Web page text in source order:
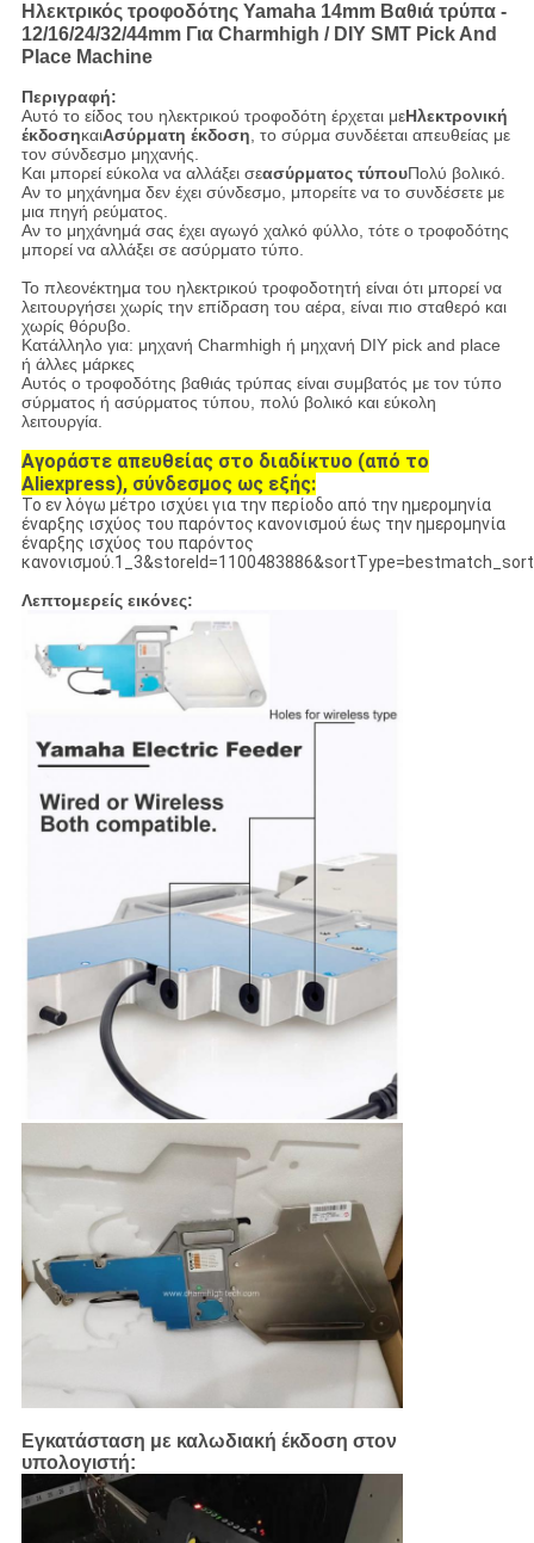
Ηλεκτρικός τροφοδότης Yamaha 14mm Βαθιά τρύπα -
12/16/24/32/44mm Για Charmhigh / DIY SMT Pick And
Place Machine
Περιγραφή:
Αυτό το είδος του ηλεκτρικού τροφοδότη έρχεται μεΗλεκτρονική
έκδοσηκαιΑσύρματη έκδοση, το σύρμα συνδέεται απευθείας με
τον σύνδεσμο μηχανής.
Και μπορεί εύκολα να αλλάξει σεασύρματος τύπουΠολύ βολικό.
Αν το μηχάνημα δεν έχει σύνδεσμο, μπορείτε να το συνδέσετε με
μια πηγή ρεύματος.
Αν το μηχάνημά σας έχει αγωγό χαλκό φύλλο, τότε ο τροφοδότης
μπορεί να αλλάξει σε ασύρματο τύπο.
Το πλεονέκτημα του ηλεκτρικού τροφοδοτητή είναι ότι μπορεί να
λειτουργήσει χωρίς την επίδραση του αέρα, είναι πιο σταθερό και
χωρίς θόρυβο.
Κατάλληλο για: μηχανή Charmhigh ή μηχανή DIY pick and place
ή άλλες μάρκες
Αυτός ο τροφοδότης βαθιάς τρύπας είναι συμβατός με τον τύπο
σύρματος ή ασύρματος τύπου, πολύ βολικό και εύκολη
λειτουργία.
Αγοράστε απευθείας στο διαδίκτυο (από το
Aliexpress), σύνδεσμος ως εξής:
Το εν λόγω μέτρο ισχύει για την περίοδο από την ημερομηνία
έναρξης ισχύος του παρόντος κανονισμού έως την ημερομηνία
έναρξης ισχύος του παρόντος
Λεπτομερείς εικόνες:
Εγκατάσταση με καλωδιακή έκδοση στον
υπολογιστή: